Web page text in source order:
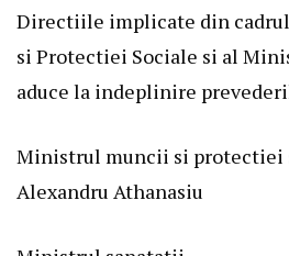
Directiile implicate din
si Protectiei Sociale si al
aduce la indeplinire
Ministrul muncii si protectiei
Alexandru Athanasiu